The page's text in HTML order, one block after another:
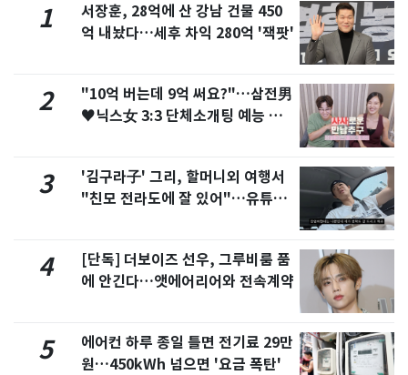
1
서장훈, 28억에 산 강남 건물 450
억 내놨다…세후 차익 280억 '잭팟'
2
"10억 버는데 9억 써요?"…삼전男
♥닉스女 3:3 단체소개팅 예능 화
3
'김구라子' 그리, 할머니외 여행서
"친모 전라도에 잘 있어"…유튜브
4
[단독] 더보이즈 선우, 그루비룸 품
에 안긴다…앳에어리어와 전속계약
5
에어컨 하루 종일 틀면 전기료 29만
원…450kWh 넘으면 '요금 폭탄'